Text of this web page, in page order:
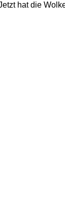
hat die